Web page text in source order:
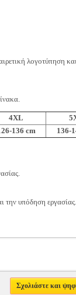
λογοτύπηση
4XL
136 cm 136-
την υπόδηση εργασίας.
Σχολιάστε και